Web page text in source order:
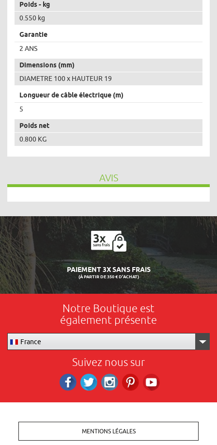
Poids - kg
0.550 kg
Garantie
2 ANS
Dimensions (mm)
DIAMETRE 100 x HAUTEUR 19
Longueur de câble électrique (m)
5
Poids net
0.800 KG
AVIS
LIVRAISON 24/48H
Notre Boutique est
également présente
France
Suivez nous sur
MENTIONS LÉGALES